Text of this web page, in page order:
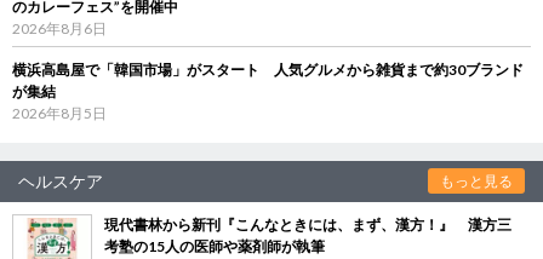
のカレーフェス”を開催中
2026年8月6日
横浜高島屋で「韓国市場」がスタート 人気グルメから雑貨まで約30ブランド
が集結
2026年8月5日
ヘルスケア もっと見る
現代書林から新刊『こんなときには、まず、漢方！』 漢方三
考塾の15人の医師や薬剤師が執筆